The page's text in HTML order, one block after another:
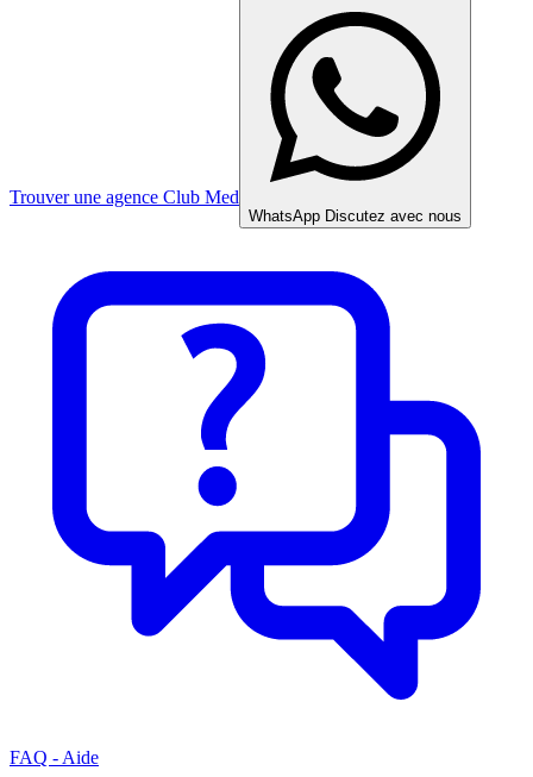
Trouver une agence Club Med
WhatsApp Discutez avec nous
FAQ - Aide